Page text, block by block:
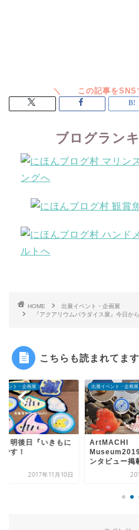
ブログラン
HOME
出展イベント・企画展
『アクアリウムパラダイス展』今日か
こちらも読まれてます
ベント・企画展
参加者イ
2019年2月22日
出展イベント・企画展
【今後の参加
AQUA企画展
Ⅱ』・11月イ